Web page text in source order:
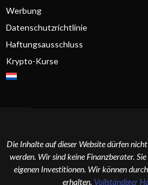
Werbung
Datenschutzrichtlinie
Haftungsausschluss
Krypto-Kurse
Die Inhalte auf dieser Website dürfen
werden. Wir sind keine Finanzberater.
eigenen Investitionen. Wir können
erhalten. Vollständiger